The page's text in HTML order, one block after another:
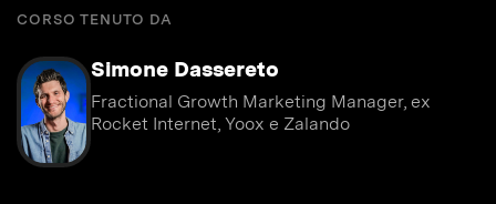
CORSO TENUTO DA
Simone Dassereto
Fractional Growth Marketing Manager, ex
Rocket Internet, Yoox e Zalando